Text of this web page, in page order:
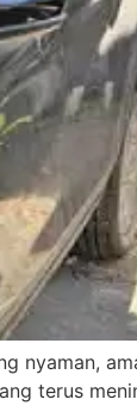
nyaman,
terus